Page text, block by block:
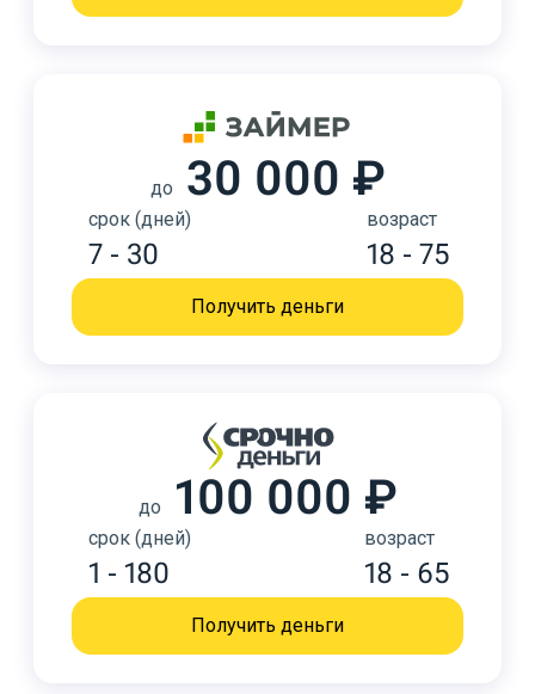
до 30 000 ₽
срок (дней)
7 - 30
возраст
18 - 75
Получить деньги
до 100 000 ₽
срок (дней)
1 - 180
возраст
18 - 65
Получить деньги